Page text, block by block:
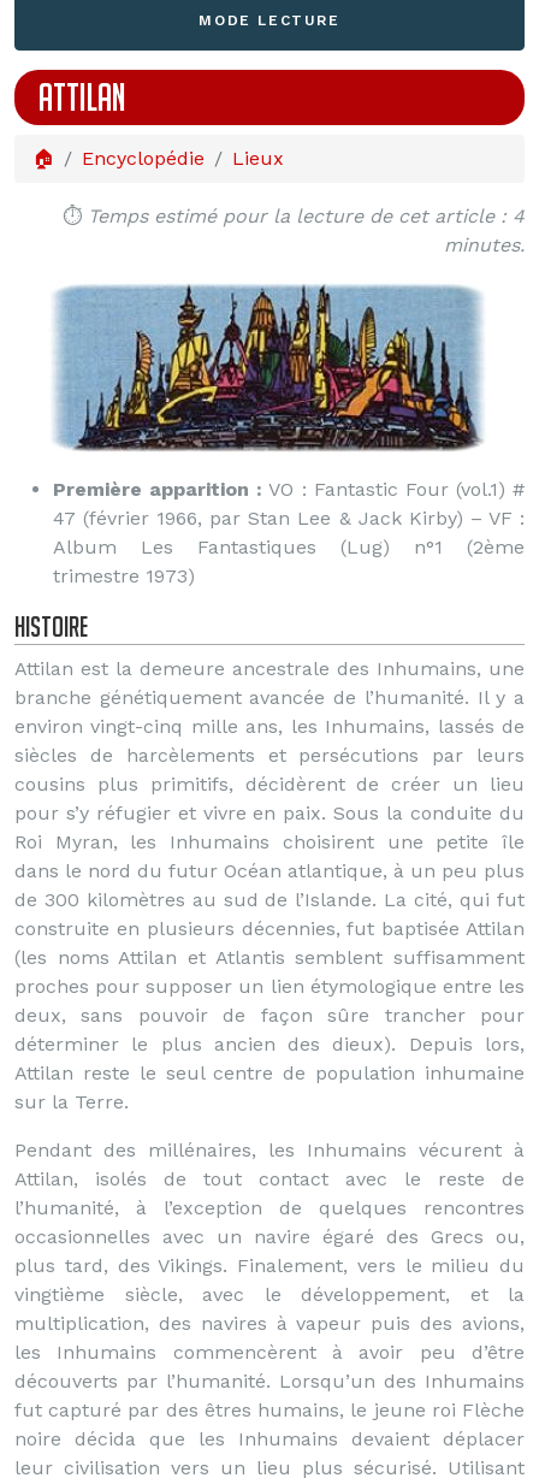
MODE LECTURE
ATTILAN
🏠 Encyclopédie Lieux
⏱️ Temps estimé pour la lecture de cet article : 4
minutes.
Première apparition : VO : Fantastic Four (vol.1) #
47 (février 1966, par Stan Lee & Jack Kirby) – VF :
Album Les Fantastiques (Lug) n°1 (2ème
trimestre 1973)
Histoire
Attilan est la demeure ancestrale des Inhumains, une
branche génétiquement avancée de l’humanité. Il y a
environ vingt-cinq mille ans, les Inhumains, lassés de
siècles de harcèlements et persécutions par leurs
cousins plus primitifs, décidèrent de créer un lieu
pour s’y réfugier et vivre en paix. Sous la conduite du
Roi Myran, les Inhumains choisirent une petite île
dans le nord du futur Océan atlantique, à un peu plus
de 300 kilomètres au sud de l’Islande. La cité, qui fut
construite en plusieurs décennies, fut baptisée Attilan
(les noms Attilan et Atlantis semblent suffisamment
proches pour supposer un lien étymologique entre les
deux, sans pouvoir de façon sûre trancher pour
déterminer le plus ancien des dieux). Depuis lors,
Attilan reste le seul centre de population inhumaine
sur la Terre.
Pendant des millénaires, les Inhumains vécurent à
Attilan, isolés de tout contact avec le reste de
l’humanité, à l’exception de quelques rencontres
occasionnelles avec un navire égaré des Grecs ou,
plus tard, des Vikings. Finalement, vers le milieu du
vingtième siècle, avec le développement, et la
multiplication, des navires à vapeur puis des avions,
les Inhumains commencèrent à avoir peu d’être
découverts par l’humanité. Lorsqu’un des Inhumains
fut capturé par des êtres humains, le jeune roi Flèche
noire décida que les Inhumains devaient déplacer
leur civilisation vers un lieu plus sécurisé. Utilisant